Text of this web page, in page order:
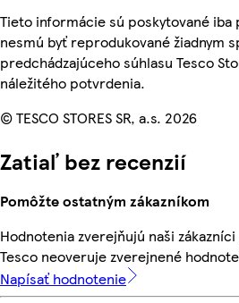
Tieto informácie sú poskytované
nesmú byť reprodukované žiadnym
predchádzajúceho súhlasu Tesco
náležitého potvrdenia.
© TESCO STORES SR, a.s. 2026
Zatiaľ bez recenzií
Pomôžte ostatným zákazníkom
Hodnotenia zverejňujú naši
Tesco neoveruje zverejnené
Napísať hodnotenie